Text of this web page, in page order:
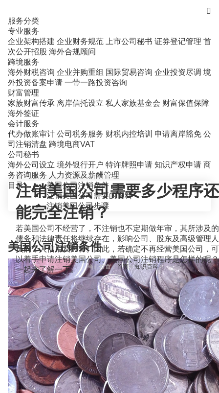

服务分类
专业服务
企业架构搭建 企业财务规范 上市公司秘书 证券登记管理 首
次公开招股 海外合规顾问
跨境服务
海外财税咨询 企业并购重组 国际贸易咨询 企业投资尽调 境
外投资备案申请 一带一路投资咨询
财富管理
家族财富传承 离岸信托设立 私人家族基金会 财富保值保障
海外签证
会计服务
代办做账审计 公司税务服务 财税内控培训 申请离岸豁免 公
司注销清盘 跨境电商VAT
公司秘书
海外公司设立 境外银行开户 特许牌照申请 知识产权申请 商
务咨询服务 人力资源及薪酬管理
当前位置： 首页>知识百科>
注销美国公司需要多少程序还
能完全注销？
若美国公司不经营了，不注销也不定期做年审，其所涉及的
债务和法律责任将继续存在，影响公司、股东及高级管理人
员的个人信用及声誉。因此，若确定不再经营美国公司，可
以着手申请注销美国公司。美国公司注销程序是怎样的呢？
一起来了解一下。
目录
美国公司注销条件
注销美国公司需要的资料
注销美国公司步骤
美国公司注销条件